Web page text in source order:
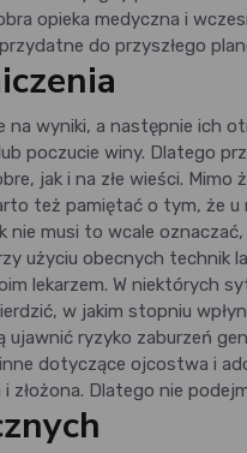
opieka medyczna i
do przyszłego
wyniki, a następnie ich
poczucie winy. Dlatego
jak i na złe wieści.
też pamiętać o tym, że
musi to wcale
użyciu obecnych technik
lekarzem. W niektórych
w jakim stopniu
ryzyko zaburzeń
dotyczące ojcostwa i
Dlatego nie